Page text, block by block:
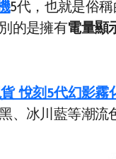
5代，也就是俗稱
的是擁有 電量顯
悅刻5代幻影
、冰川藍等潮流